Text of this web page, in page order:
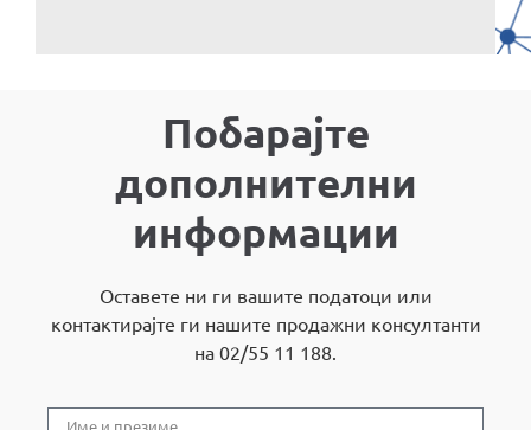
Побарајте
дополнителни
информации
Оставете ни ги вашите податоци или
контактирајте ги нашите продажни консултанти
на 02/55 11 188.​